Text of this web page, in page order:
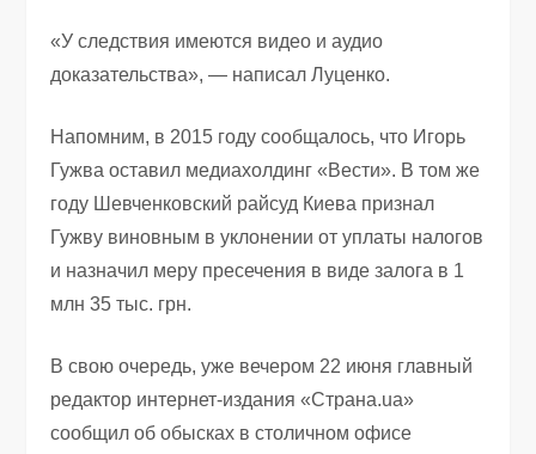
«У следствия имеются видео и аудио
доказательства», — написал Луценко.
Напомним, в 2015 году сообщалось, что Игорь
Гужва оставил медиахолдинг «Вести». В том же
году Шевченковский райсуд Киева признал
Гужву виновным в уклонении от уплаты налогов
и назначил меру пресечения в виде залога в 1
млн 35 тыс. грн.
В свою очередь, уже вечером 22 июня главный
редактор интернет-издания «Страна.uа»
сообщил об обысках в столичном офисе